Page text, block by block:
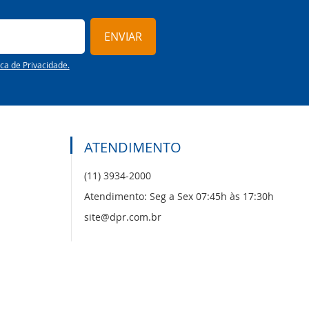
de Privacidade.
ENVIAR
ATENDIMENTO
(11) 3934-2000
Atendimento: Seg a Sex 07:45h às 17:30h
site@dpr.com.br